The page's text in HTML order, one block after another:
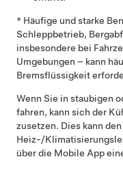
* Häufige und starke
Schleppbetrieb,
insbesondere bei
Umgebungen – kann
Bremsflüssigkeit
Wenn Sie in staubigen
fahren, kann sich der
zusetzen. Dies kann
Heiz-/
über die Mobile App